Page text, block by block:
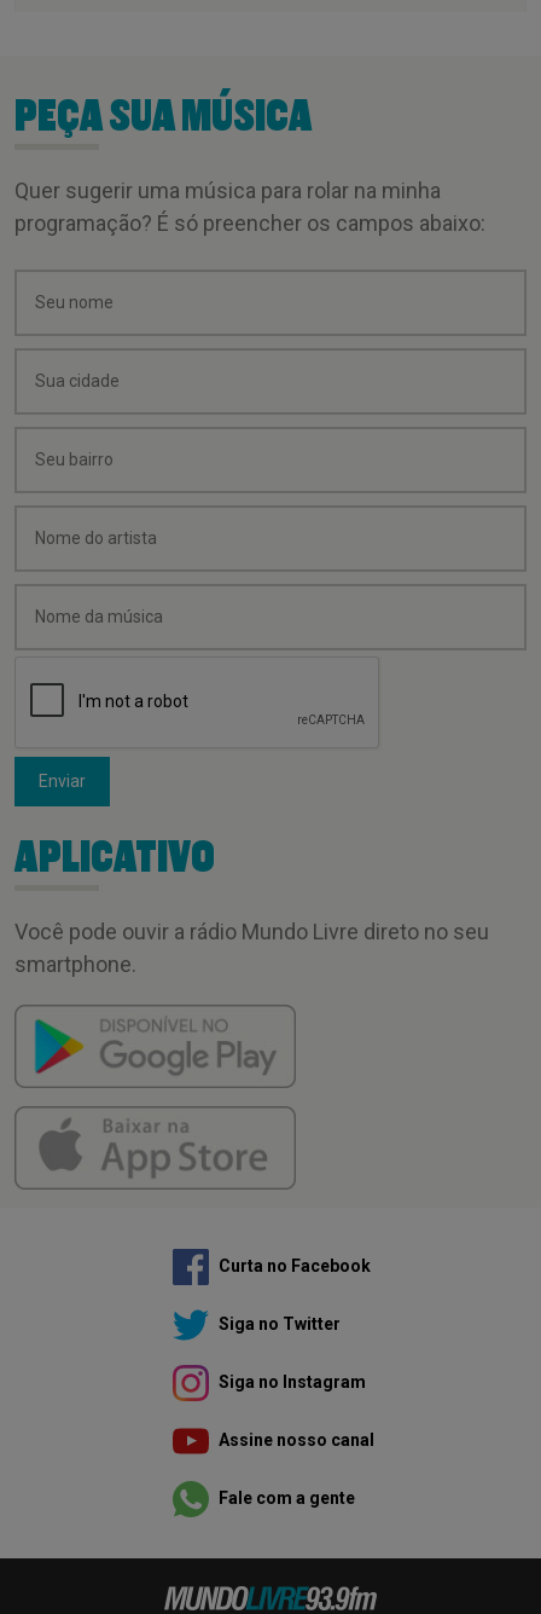
PEÇA SUA MÚSICA
Quer sugerir uma música para rolar na minha
programação? É só preencher os campos abaixo:
Enviar
APLICATIVO
Você pode ouvir a rádio Mundo Livre direto no seu
smartphone.
Curta no Facebook
Siga no Twitter
Siga no Instagram
Assine nosso canal
Fale com a gente